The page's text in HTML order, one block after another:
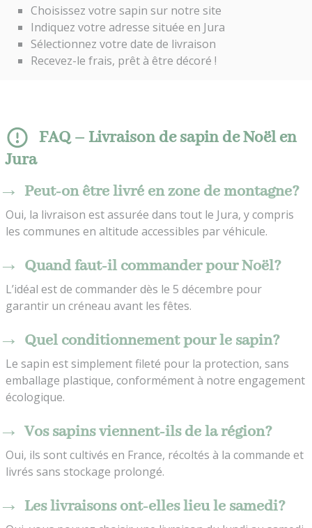
Choisissez votre sapin sur notre site
Indiquez votre adresse située en Jura
Sélectionnez votre date de livraison
Recevez-le frais, prêt à être décoré !
FAQ – Livraison de sapin de Noël en
Jura
Peut-on être livré en zone de montagne?
Oui, la livraison est assurée dans tout le Jura, y compris
les communes en altitude accessibles par véhicule.
Quand faut-il commander pour Noël?
L’idéal est de commander dès le 5 décembre pour
garantir un créneau avant les fêtes.
Quel conditionnement pour le sapin?
Le sapin est simplement fileté pour la protection, sans
emballage plastique, conformément à notre engagement
écologique.
Vos sapins viennent-ils de la région?
Oui, ils sont cultivés en France, récoltés à la commande et
livrés sans stockage prolongé.
Les livraisons ont-elles lieu le samedi?